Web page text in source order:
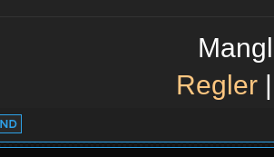
Regler